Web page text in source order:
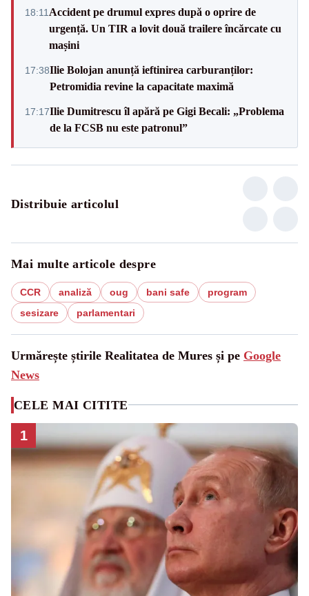
18:11 Accident pe drumul expres după o oprire de
urgență. Un TIR a lovit două trailere încărcate cu
mașini
17:38Ilie Bolojan anunță ieftinirea carburanților:
Petromidia revine la capacitate maximă
17:17Ilie Dumitrescu îl apără pe Gigi Becali: „Problema
de la FCSB nu este patronul”
Distribuie articolul
Mai multe articole despre
CCR analiză oug bani safe
program
sesizare
parlamentari
Urmărește știrile Realitatea de Mures și pe Google
News
CELE MAI CITITE
1